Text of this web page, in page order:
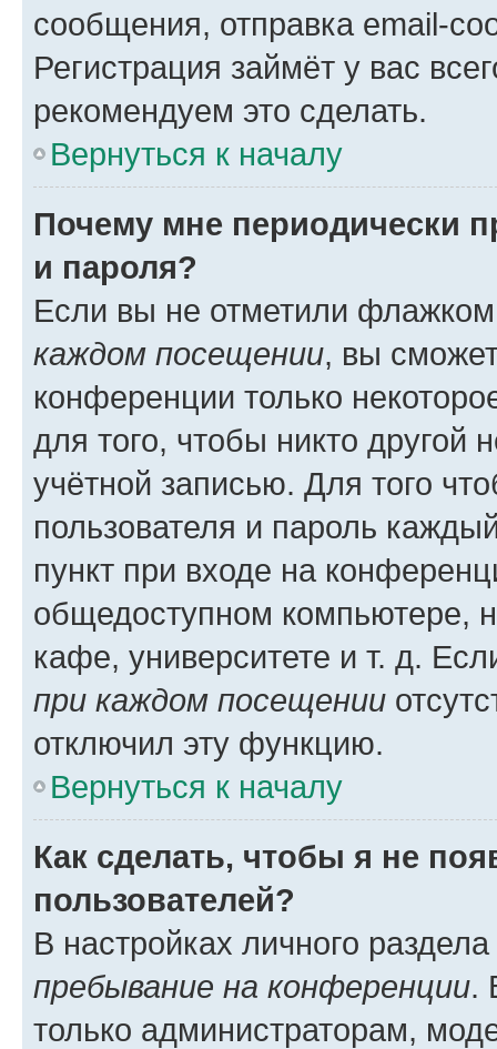
сообщения, отправка email-
Регистрация займёт у вас
рекомендуем это сделать.
Вернуться к началу
Почему мне периодически
и пароля?
Если вы не отметили
каждом посещении, вы
конференции только
для того, чтобы никто другой
учётной записью. Для того
пользователя и пароль
пункт при входе на
общедоступном компьютере,
кафе, университете и т. д.
при каждом посещении
отключил эту функцию.
Вернуться к началу
Как сделать, чтобы я не
пользователей?
В настройках личного
пребывание на конференции.
только администраторам,